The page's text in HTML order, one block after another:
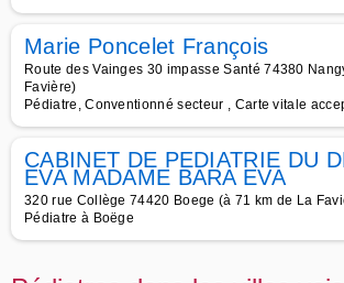
Marie Poncelet François
Route des Vainges 30 impasse Santé 74380
Favière)
Pédiatre, Conventionné secteur , Carte vitale
CABINET DE PEDIATRIE DU
EVA MADAME BARA EVA
320 rue Collège 74420 Boege (à 71 km de La
Pédiatre à Boëge